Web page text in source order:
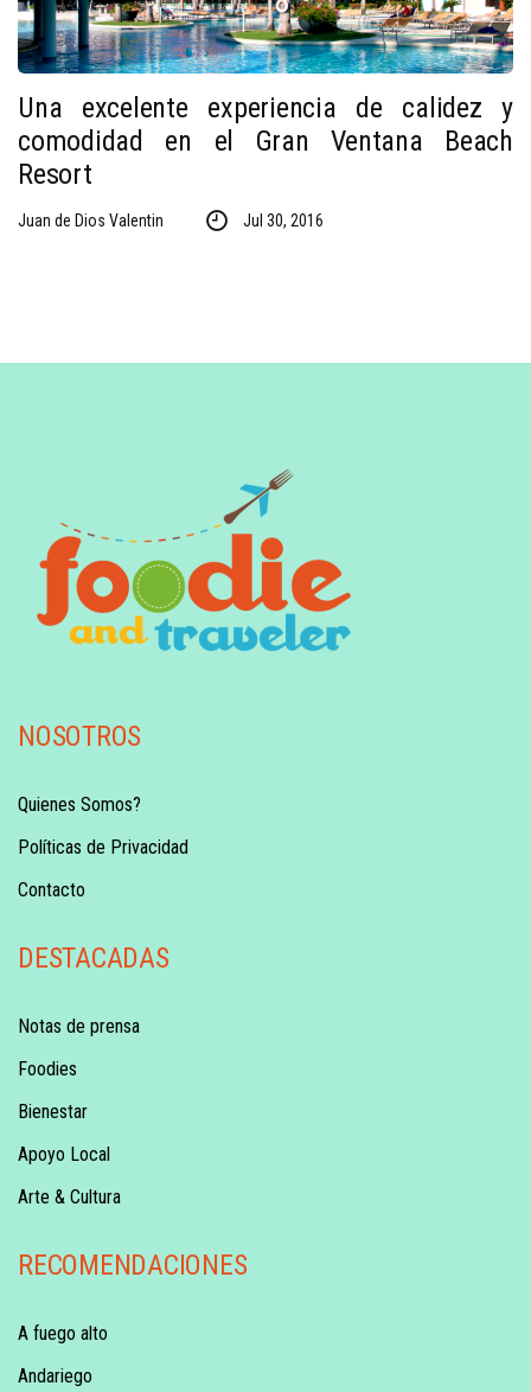
Una excelente experiencia de calidez y
comodidad en el Gran Ventana Beach
Resort
Juan de Dios Valentin Jul 30, 2016
NOSOTROS
Quienes Somos?
Políticas de Privacidad
Contacto
DESTACADAS
Notas de prensa
Foodies
Bienestar
Apoyo Local
Arte & Cultura
RECOMENDACIONES
A fuego alto
Andariego